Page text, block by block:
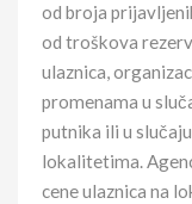
od broja
od troškova
ulaznica,
promenama u
putnika ili u
lokalitetima.
cene ulaznica na